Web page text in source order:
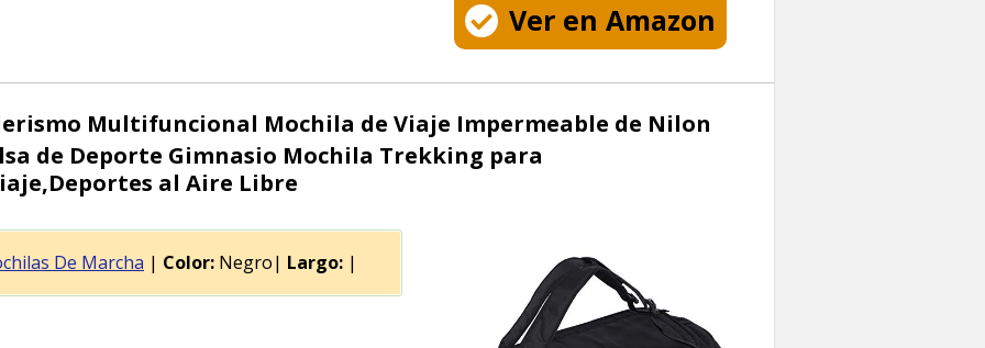
Ver en Amazon
Multifuncional Mochila de Viaje Impermeable de Nilon
de Deporte Gimnasio Mochila Trekking para
al Aire Libre
De Marcha | Color: Negro| Largo: |